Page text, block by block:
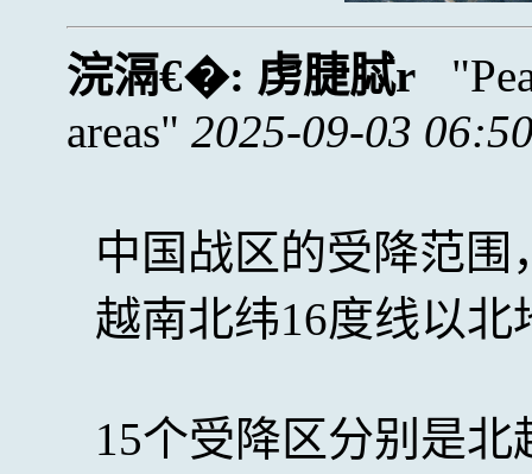
浣滆€�: 虏脻脦r
areas
2025-09-03
中国战区的受降范
越南北纬16度线以
15个受降区分别是